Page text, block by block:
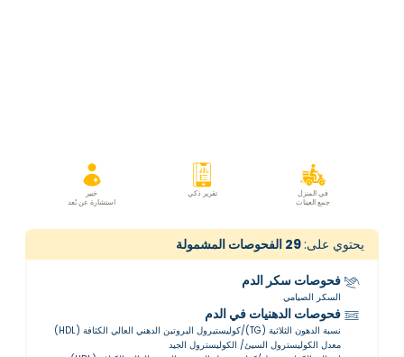
في المنزل
جمع العينات
تقرير ذكي
خبير
استشارة عن بُعد
يحتوي على:29 الفحوصات المشمولة
فحوصات سكر الدم
السكر الصيامي
فحوصات الدهنيات في الدم
نسبة الدهون الثلاثية (TG)/كوليستيرول البروتين الدهني العالي الكثافة (HDL)
معدل الكوليسترول السيئ/ الكوليسترول الجيد